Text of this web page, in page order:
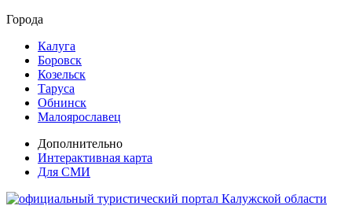
Города
Калуга
Боровск
Козельск
Таруса
Обнинск
Малоярославец
Дополнительно
Интерактивная карта
Для СМИ